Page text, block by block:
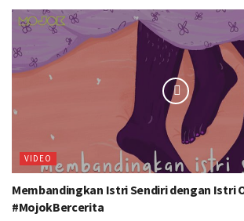
VIDEO
Membandingkan Istri Sendiri dengan Istri
#MojokBercerita